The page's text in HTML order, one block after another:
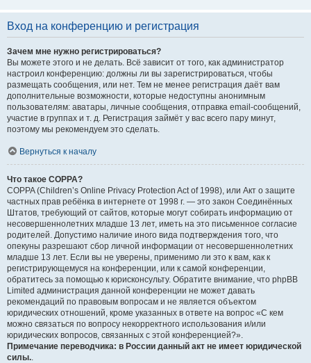
Вход на конференцию и регистрация
Зачем мне нужно регистрироваться?
Вы можете этого и не делать. Всё зависит от того, как администратор
настроил конференцию: должны ли вы зарегистрироваться, чтобы
размещать сообщения, или нет. Тем не менее регистрация даёт вам
дополнительные возможности, которые недоступны анонимным
пользователям: аватары, личные сообщения, отправка email-сообщений,
участие в группах и т. д. Регистрация займёт у вас всего пару минут,
поэтому мы рекомендуем это сделать.
Вернуться к началу
Что такое COPPA?
COPPA (Children’s Online Privacy Protection Act of 1998), или Акт о защите
частных прав ребёнка в интернете от 1998 г. — это закон Соединённых
Штатов, требующий от сайтов, которые могут собирать информацию от
несовершеннолетних младше 13 лет, иметь на это письменное согласие
родителей. Допустимо наличие иного вида подтверждения того, что
опекуны разрешают сбор личной информации от несовершеннолетних
младше 13 лет. Если вы не уверены, применимо ли это к вам, как к
регистрирующемуся на конференции, или к самой конференции,
обратитесь за помощью к юрисконсульту. Обратите внимание, что phpBB
Limited администрация данной конференции не может давать
рекомендаций по правовым вопросам и не является объектом
юридических отношений, кроме указанных в ответе на вопрос «С кем
можно связаться по вопросу некорректного использования и/или
юридических вопросов, связанных с этой конференцией?».
Примечание переводчика: в России данный акт не имеет юридической
силы..